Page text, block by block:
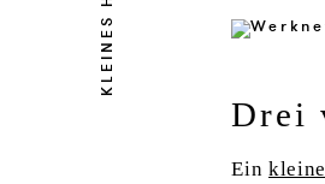
Drei
Ein